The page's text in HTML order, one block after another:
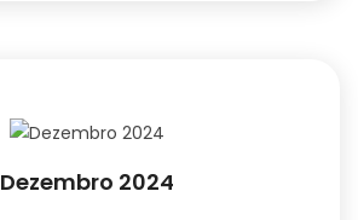
Dezembro 2024